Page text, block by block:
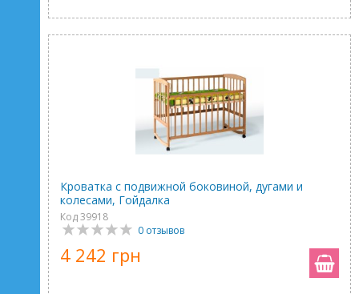
Кроватка с подвижной боковиной, дугами и
колесами, Гойдалка
Код 39918
0 отзывов
4 242 грн